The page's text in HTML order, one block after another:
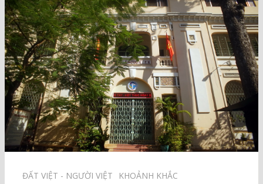
ĐẤT VIỆT - NGƯỜI VIỆT⠀ KHOẢNH KHẮC⠀